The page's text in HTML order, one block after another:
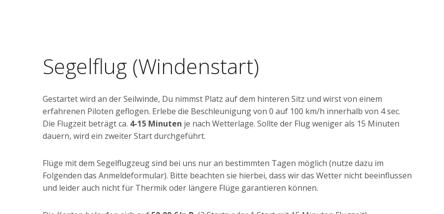
Segelflug (Windenstart)
Gestartet wird an der Seilwinde, Du nimmst Platz auf dem hinteren Sitz und wirst von einem
erfahrenen Piloten geflogen. Erlebe die Beschleunigung von 0 auf 100 km/h innerhalb von 4 sec.
Die Flugzeit beträgt ca. 4-15 Minuten je nach Wetterlage. Sollte der Flug weniger als 15 Minuten
dauern, wird ein zweiter Start durchgeführt.
Flüge mit dem Segelflugzeug sind bei uns nur an bestimmten Tagen möglich (nutze dazu im
Folgenden das Anmeldeformular). Bitte beachten sie hierbei, dass wir das Wetter nicht beeinflussen
und leider auch nicht für Thermik oder längere Flüge garantieren können.